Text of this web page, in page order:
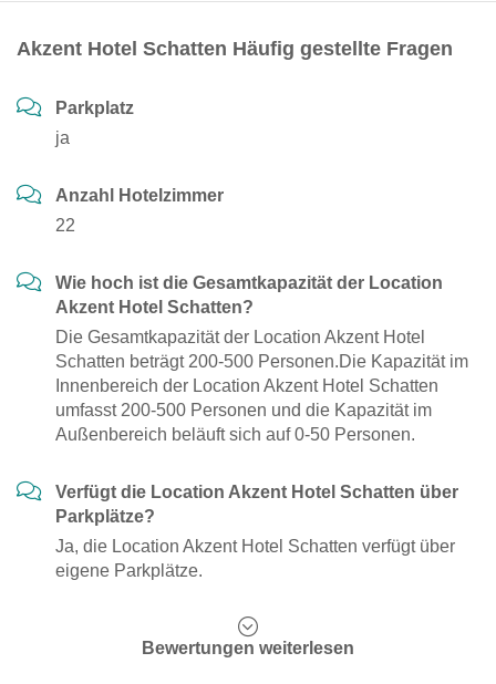
Akzent Hotel Schatten Häufig gestellte Fragen
Parkplatz
ja
Anzahl Hotelzimmer
22
Wie hoch ist die Gesamtkapazität der Location
Akzent Hotel Schatten?
Die Gesamtkapazität der Location Akzent Hotel
Schatten beträgt 200-500 Personen.Die Kapazität im
Innenbereich der Location Akzent Hotel Schatten
umfasst 200-500 Personen und die Kapazität im
Außenbereich beläuft sich auf 0-50 Personen.
Verfügt die Location Akzent Hotel Schatten über
Parkplätze?
Ja, die Location Akzent Hotel Schatten verfügt über
eigene Parkplätze.
Bewertungen weiterlesen